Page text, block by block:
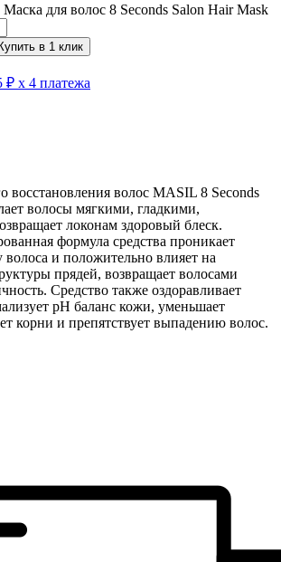
Маска для волос 8 Seconds Salon Hair Mask
в 1 клик
₽ х 4 платежа
восстановления волос MASIL 8 Seconds
волосы мягкими, гладкими,
локонам здоровый блеск.
формула средства проникает
волоса и положительно влияет на
прядей, возвращает волосами
Средство также оздоравливает
рН баланс кожи, уменьшает
корни и препятствует выпадению волос.